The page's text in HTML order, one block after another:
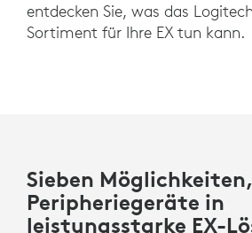
entdecken Sie, was das
Sortiment für Ihre EX tun kann.
Sieben Möglichkeiten,
Peripheriegeräte in
leistungsstarke EX-